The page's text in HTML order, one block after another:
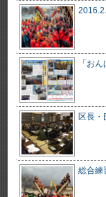
「お
区長
総合練